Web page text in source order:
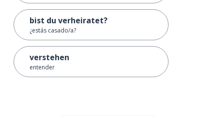
bist du verheiratet?
¿estás casado/a?
verstehen
entender